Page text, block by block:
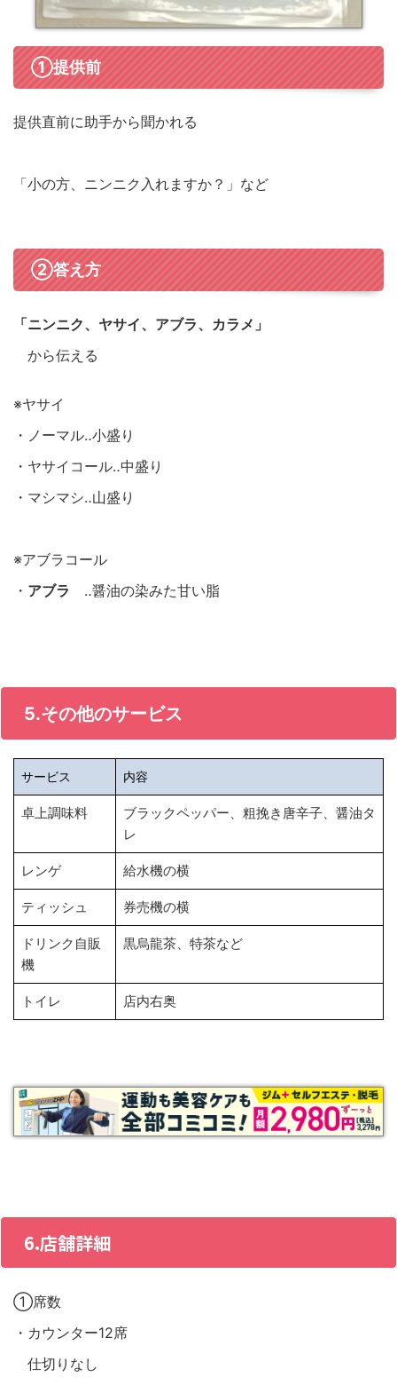
①提供前
提供直前に助手から聞かれる
「小の方、ニンニク入れますか？」など
②答え方
「ニンニク、 ヤサイ、 アブラ、カラメ」
から伝える
※ヤサイ
・ノーマル‥小盛り
・ヤサイコール‥中盛り
・マシマシ‥山盛り
※アブラコール
・ アブラ ‥醤油の染みた甘い脂
5.その他のサービス
サービス 内容
卓上調味料
ブラックペッパー、粗挽き唐辛子、醤油タ
レ
レンゲ 給水機の横
ティッシュ 券売機の横
ドリンク自販
機
黒烏龍茶、特茶など
トイレ 店内右奥
6.店舗詳細
①席数
・カウンター12席
仕切りなし